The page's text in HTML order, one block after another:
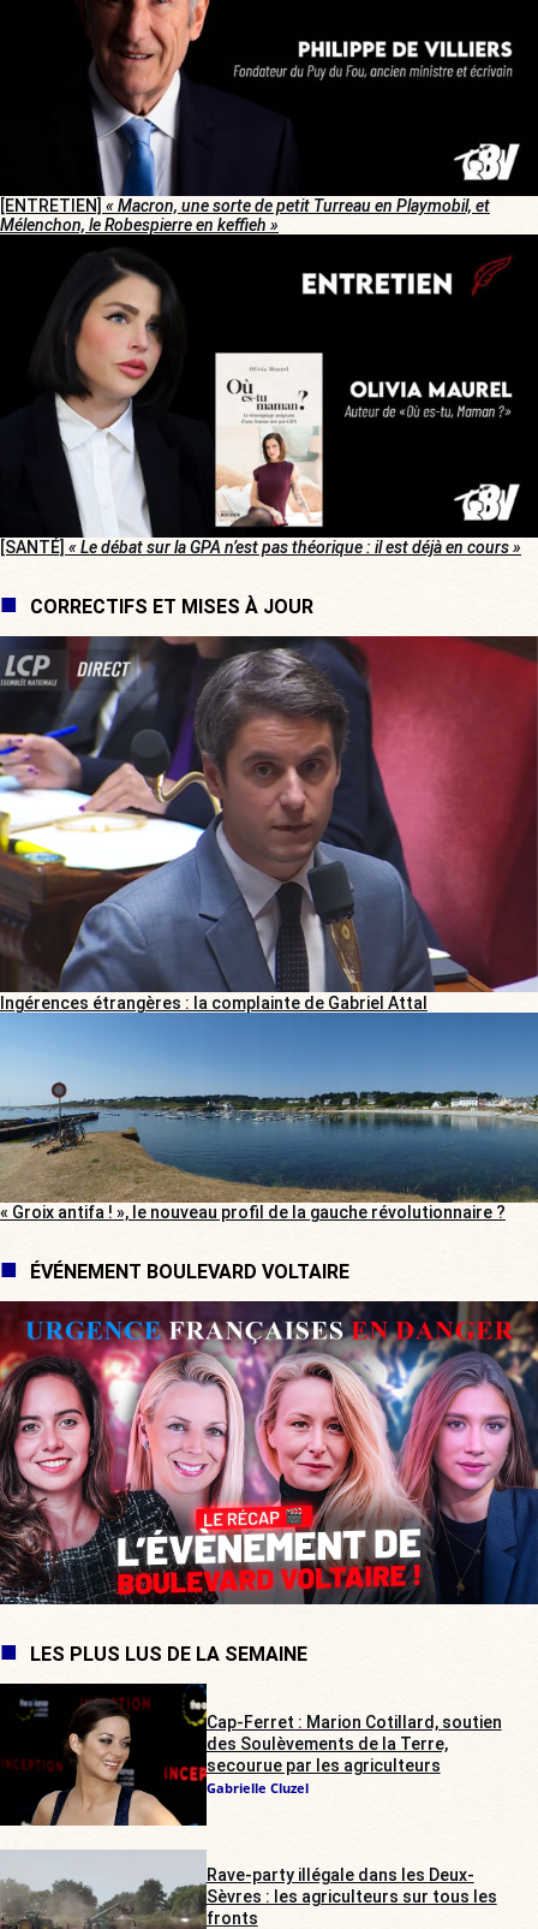
[ENTRETIEN] « Macron, une sorte de petit Turreau en Playmobil, et
Mélenchon, le Robespierre en keffieh »
[SANTÉ] « Le débat sur la GPA n’est pas théorique : il est déjà en cours »
CORRECTIFS ET MISES À JOUR
Ingérences étrangères : la complainte de Gabriel Attal
« Groix antifa ! », le nouveau profil de la gauche révolutionnaire ?
ÉVÉNEMENT BOULEVARD VOLTAIRE
LES PLUS LUS DE LA SEMAINE
Cap-Ferret : Marion Cotillard, soutien
des Soulèvements de la Terre,
secourue par les agriculteurs
Gabrielle Cluzel
Rave-party illégale dans les Deux-
Sèvres : les agriculteurs sur tous les
fronts